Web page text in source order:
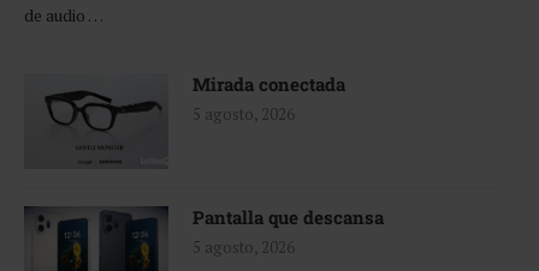
de audio …
Mirada conectada
5 agosto, 2026
Pantalla que descansa
5 agosto, 2026